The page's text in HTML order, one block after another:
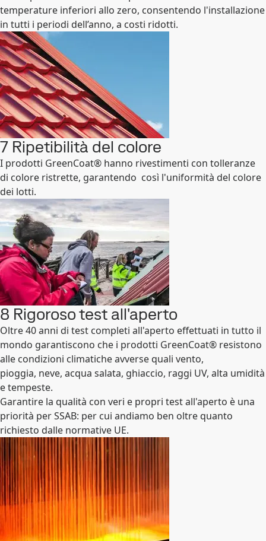
temperature inferiori allo zero, consentendo l'installazione
in tutti i periodi dell’anno, a costi ridotti.
7 Ripetibilità del colore
I prodotti GreenCoat® hanno rivestimenti con tolleranze
di colore ristrette, garantendo così l'uniformità del colore
dei lotti.
8 Rigoroso test all'aperto
Oltre 40 anni di test completi all'aperto effettuati in tutto il
mondo garantiscono che i prodotti GreenCoat® resistono
alle condizioni climatiche avverse quali vento,
pioggia, neve, acqua salata, ghiaccio, raggi UV, alta umidità
e tempeste.
Garantire la qualità con veri e propri test all'aperto è una
priorità per SSAB: per cui andiamo ben oltre quanto
richiesto dalle normative UE.